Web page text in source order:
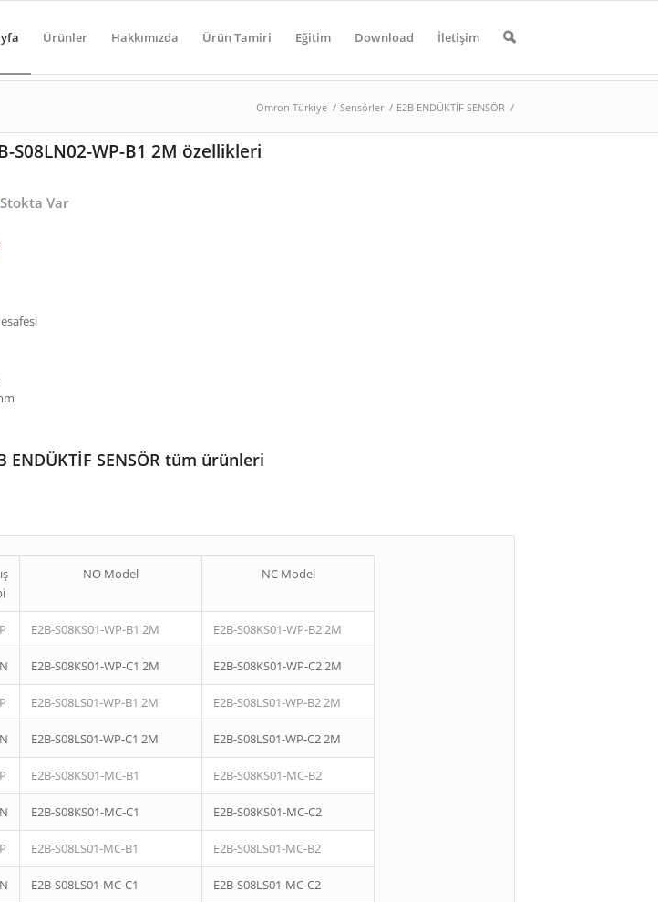
Omron Türkiye / Sensörler / E2B ENDÜKTİF SENSÖR /
S08LN02-WP-B1 2M özellikleri
Stokta Var
ENDÜKTİF SENSÖR tüm ürünleri
NO Model NC Model
E2B-S08KS01-WP-B1 2M E2B-S08KS01-WP-B2 2M
E2B-S08KS01-WP-C1 2M E2B-S08KS01-WP-C2 2M
E2B-S08LS01-WP-B1 2M E2B-S08LS01-WP-B2 2M
E2B-S08LS01-WP-C1 2M E2B-S08LS01-WP-C2 2M
E2B-S08KS01-MC-B1 E2B-S08KS01-MC-B2
E2B-S08KS01-MC-C1 E2B-S08KS01-MC-C2
E2B-S08LS01-MC-B1 E2B-S08LS01-MC-B2
E2B-S08LS01-MC-C1 E2B-S08LS01-MC-C2
Ürünler Hakkımızda Ürün Tamiri Eğitim Download İletişim